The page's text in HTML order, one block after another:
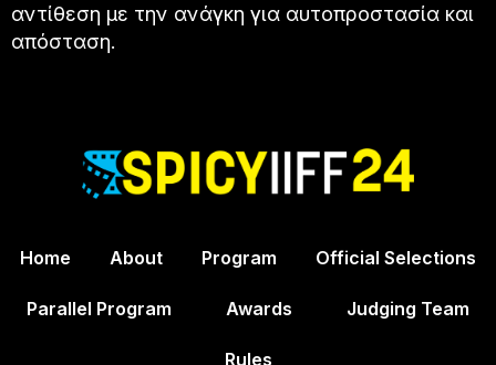
αντίθεση με την ανάγκη για αυτοπροστασία και
απόσταση.
Home About Program Official Selections
Parallel Program Awards Judging Team
Rules